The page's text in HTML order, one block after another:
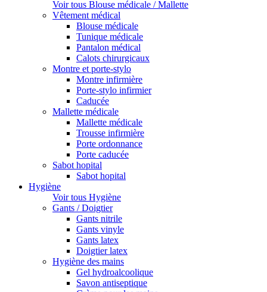
Voir tous Blouse médicale / Mallette
Vêtement médical
Blouse médicale
Tunique médicale
Pantalon médical
Calots chirurgicaux
Montre et porte-stylo
Montre infirmière
Porte-stylo infirmier
Caducée
Mallette médicale
Mallette médicale
Trousse infirmière
Porte ordonnance
Porte caducée
Sabot hopital
Sabot hopital
Hygiène
Voir tous Hygiène
Gants / Doigtier
Gants nitrile
Gants vinyle
Gants latex
Doigtier latex
Hygiène des mains
Gel hydroalcoolique
Savon antiseptique